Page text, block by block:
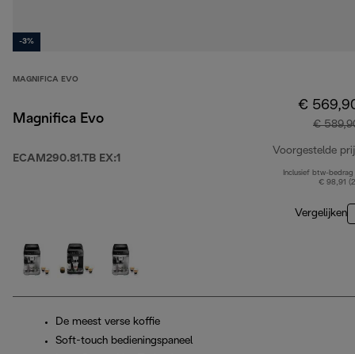
-3%
MAGNIFICA EVO
Magnifica Evo
ECAM290.81.TB EX:1
€
€
Voorgestelde
Inclusief btw-bedrag
€ 98,91
Vergelijken
De meest verse koffie
Soft-touch bedieningspaneel